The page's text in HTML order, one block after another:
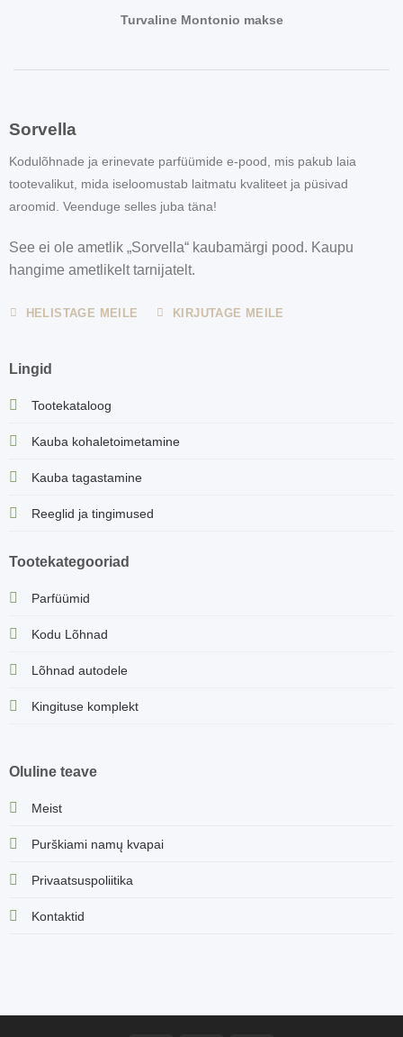
Turvaline Montonio makse
Sorvella
Kodulõhnade ja erinevate parfüümide e-pood, mis pakub laia
tootevalikut, mida iseloomustab laitmatu kvaliteet ja püsivad
aroomid. Veenduge selles juba täna!
See ei ole ametlik „Sorvella“ kaubamärgi pood. Kaupu
hangime ametlikelt tarnijatelt.
HELISTAGE MEILE KIRJUTAGE MEILE
Lingid
Tootekataloog
Kauba kohaletoimetamine
Kauba tagastamine
Reeglid ja tingimused
Tootekategooriad
Parfüümid
Kodu Lõhnad
Lõhnad autodele
Kingituse komplekt
Oluline teave
Meist
Purškiami namų kvapai
Privaatsuspoliitika
Kontaktid